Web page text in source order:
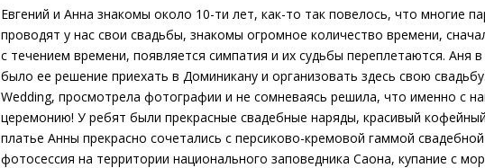
Евгений и Анна знакомы около 10-ти лет, как-то так повелось, что многие
проводят у нас свои свадьбы, знакомы огромное количество времени,
с течением времени, появляется симпатия и их судьбы переплетаются. Аня
было ее решение приехать в Доминикану и организовать здесь свою
Wedding, просмотрела фотографии и не сомневаясь решила, что именно с
церемонию! У ребят были прекрасные свадебные наряды, красивый
платье Анны прекрасно сочетались с персиково-кремовой гаммой
фотосессия на территории национального заповедника Саона, купание с